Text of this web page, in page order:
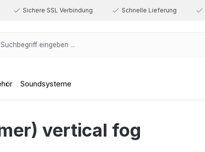
Sichere SSL Verbindung Schnelle Lieferung
Soundsysteme
vertical fog